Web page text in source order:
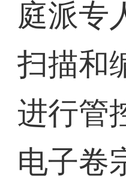
庭派专
扫描和
进行管
电子卷